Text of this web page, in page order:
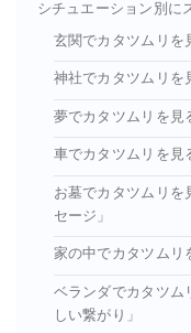
シチュエーション別に
玄関でカタツムリを
神社でカタツムリを
夢でカタツムリを見
車でカタツムリを見
お墓でカタツムリを
セージ」
家の中でカタツムリ
ベランダでカタツム
しい繋がり」